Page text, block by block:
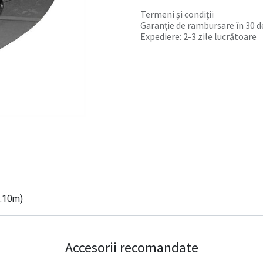
Termeni și condiții
Garanție de rambursare în 30
Expediere: 2-3 zile lucrătoare
Accesorii recomandate